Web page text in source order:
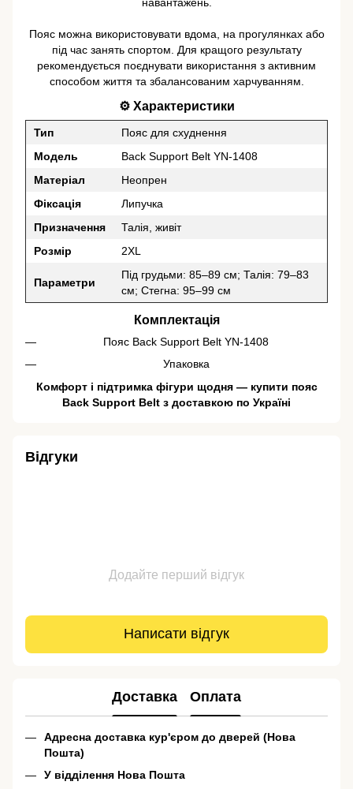
Пояс можна використовувати вдома, на прогулянках або
під час занять спортом. Для кращого результату
рекомендується поєднувати використання з активним
способом життя та збалансованим харчуванням.
⚙️ Характеристики
Тип
Пояс для схуднення
Модель
Back Support Belt YN-1408
Матеріал
Неопрен
Фіксація
Липучка
Призначення
Талія, живіт
Розмір
2XL
Параметри
Під грудьми: 85–89 см; Талія: 79–83
см; Стегна: 95–99 см
Комплектація
Пояс Back Support Belt YN-1408
Упаковка
Комфорт і підтримка фігури щодня — купити пояс
Back Support Belt з доставкою по Україні
Відгуки
Додайте перший відгук
Написати відгук
Доставка Оплата
Адресна доставка кур'єром до дверей (Нова
Пошта)
У відділення Нова Пошта